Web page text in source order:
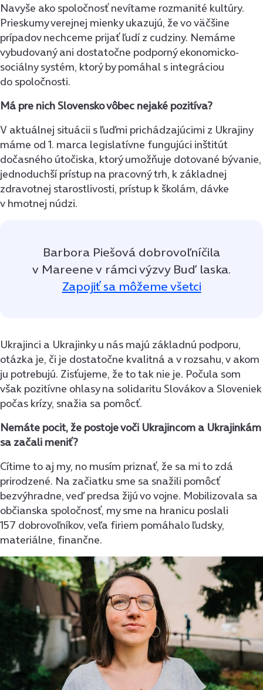
Navyše ako spoločnosť nevítame rozmanité kultúry.
Prieskumy verejnej mienky ukazujú, že vo väčšine
prípadov nechceme prijať ľudí z cudziny. Nemáme
vybudovaný ani dostatočne podporný ekonomicko-
sociálny systém, ktorý by pomáhal s integráciou
do spoločnosti.
Má pre nich Slovensko vôbec nejaké pozitíva?
V aktuálnej situácii s ľuďmi prichádzajúcimi z Ukrajiny
máme od 1. marca legislatívne fungujúci inštitút
dočasného útočiska, ktorý umožňuje dotované bývanie,
jednoduchší prístup na pracovný trh, k základnej
zdravotnej starostlivosti, prístup k školám, dávke
v hmotnej núdzi.
Barbora Piešová dobrovoľníčila
v Mareene v rámci výzvy Buď laska.
Zapojiť sa môžeme všetci
Ukrajinci a Ukrajinky u nás majú základnú podporu,
otázka je, či je dostatočne kvalitná a v rozsahu, v akom
ju potrebujú. Zisťujeme, že to tak nie je. Počula som
však pozitívne ohlasy na solidaritu Slovákov a Sloveniek
počas krízy, snažia sa pomôcť.
Nemáte pocit, že postoje voči Ukrajincom a Ukrajinkám
sa začali meniť?
Cítime to aj my, no musím priznať, že sa mi to zdá
prirodzené. Na začiatku sme sa snažili pomôcť
bezvýhradne, veď predsa žijú vo vojne. Mobilizovala sa
občianska spoločnosť, my sme na hranicu poslali
157 dobrovoľníkov, veľa firiem pomáhalo ľudsky,
materiálne, finančne.